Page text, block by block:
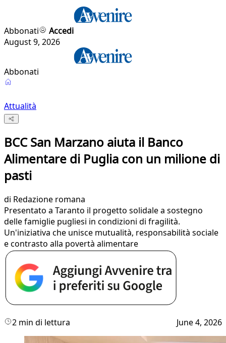
Abbonati
Accedi
August 9, 2026
Abbonati
Attualità
BCC San Marzano aiuta il Banco
Alimentare di Puglia con un milione di
pasti
di Redazione romana
Presentato a Taranto il progetto solidale a sostegno
delle famiglie pugliesi in condizioni di fragilità.
Un'iniziativa che unisce mutualità, responsabilità sociale
e contrasto alla povertà alimentare
2 min di lettura June 4, 2026